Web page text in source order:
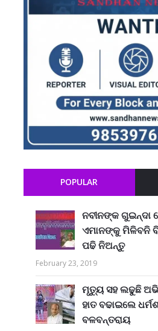
POPULAR
ନବୀନଙ୍କ ଗୁଇନ୍ଦା
ଏମାନଙ୍କୁ ମିଳିବନି
ପଢି ନିଅନ୍ତୁ
February 23, 2019
ମୃତ୍ୟୁ ସହ ଲଢୁଛି
ହାତ ବଢାଇଲେ
ବଳବନ୍ତରାୟ